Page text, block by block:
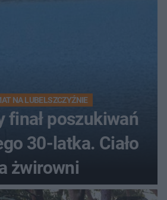
NA LUBELSZCZYŹNIE
finał poszukiwań
30-latka. Ciało
żwirowni